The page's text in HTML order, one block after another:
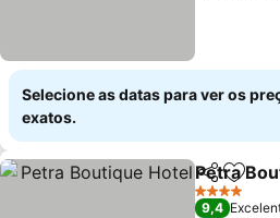
Selecione as datas para ver os
exatos.
Partilhar
Petra
4 Estrelas
9,4